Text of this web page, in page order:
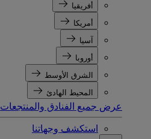
أفريقيا
أمريكا
آسيا
أوروبا
الشرق الأوسط
المحيط الهادئ
عرض جميع الفنادق والمنتجعات
استكشف وجهاتنا